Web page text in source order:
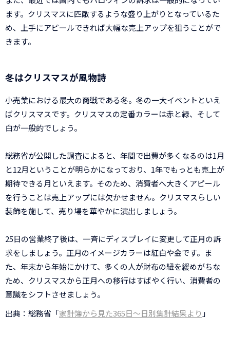
ます。クリスマスに匹敵するような盛り上がりとなっているた
め、上手にアピールできれば大幅な売上アップを狙うことがで
きます。
冬はクリスマスが風物詩
小売業における最大の商戦である冬。冬の一大イベントといえ
ばクリスマスです。クリスマスの定番カラーは赤と緑、そして
白が一般的でしょう。
総務省が公開した調査によると、年間で出費が多くなるのは1月
と12月ということが明らかになっており、1年でもっとも売上が
期待できる月といえます。そのため、消費者へ大きくアピール
を行うことは売上アップには欠かせません。クリスマスらしい
装飾を施して、売り場を華やかに演出しましょう。
25日の営業終了後は、一斉にディスプレイに変更して正月の訴
求をしましょう。正月のイメージカラーは紅白や金です。ま
た、年末から年始にかけて、多くの人が財布の紐を緩めがちな
ため、クリスマスから正月への移行はすばやく行い、消費者の
意識をシフトさせましょう。
出典：総務省「家計簿から見た365日～日別集計結果より 」